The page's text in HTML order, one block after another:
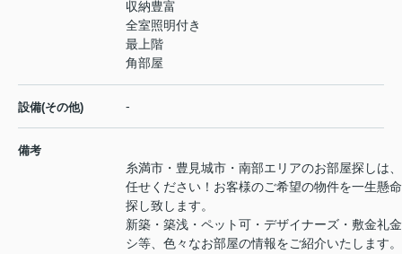
収納豊富
全室照明付き
最上階
角部屋
設備(その他) -
備考
糸満市・豊見城市・南部エリアのお部屋探しは
任せください！お客様のご希望の物件を一生懸
探し致します。
新築・築浅・ペット可・デザイナーズ・敷金礼
シ等、色々なお部屋の情報をご紹介いたします。